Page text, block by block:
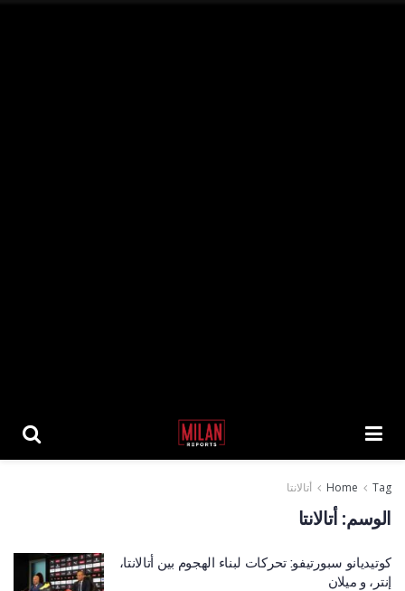
Home Tag أتالانتا
الوسم: أتالانتا
كوتيديانو سبورتيفو: تحركات لبناء الهجوم بين أتالانتا،
إنتر، و ميلان